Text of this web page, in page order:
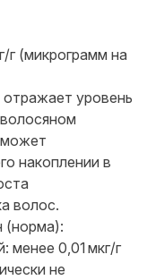
г (микрограмм на
отражает уровень
может
накоплении в
волос.
(норма):
менее 0,01 мкг/г
не